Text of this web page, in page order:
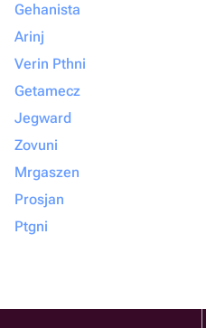
Gehanista
Arinj
Verin Pthni
Getamecz
Jegward
Zovuni
Mrgaszen
Prosjan
Ptgni